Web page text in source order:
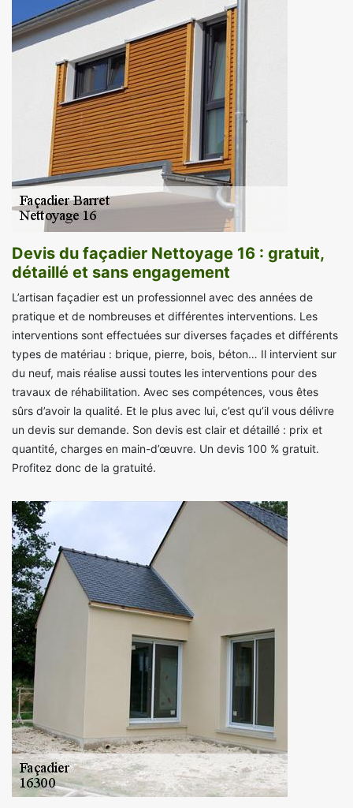
Devis du façadier Nettoyage 16 : gratuit,
détaillé et sans engagement
L’artisan façadier est un professionnel avec des années de
pratique et de nombreuses et différentes interventions. Les
interventions sont effectuées sur diverses façades et différents
types de matériau : brique, pierre, bois, béton… Il intervient sur
du neuf, mais réalise aussi toutes les interventions pour des
travaux de réhabilitation. Avec ses compétences, vous êtes
sûrs d’avoir la qualité. Et le plus avec lui, c’est qu’il vous délivre
un devis sur demande. Son devis est clair et détaillé : prix et
quantité, charges en main-d’œuvre. Un devis 100 % gratuit.
Profitez donc de la gratuité.